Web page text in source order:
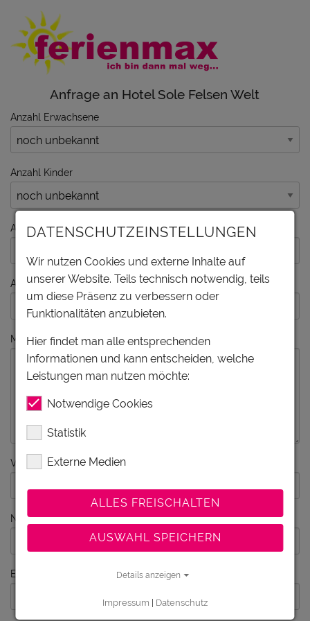
Anfrage an Hotel Sole Felsen Welt
Anzahl Erwachsene
Anzahl Kinder
Anreise am
Abreise am
Meine Wünsche
Vorname
Nachname
E-Mail
DATENSCHUTZEINSTELLUNGEN
Wir nutzen Cookies und externe Inhalte auf
unserer Website. Teils technisch notwendig, teils
um diese Präsenz zu verbessern oder
Funktionalitäten anzubieten.
Hier findet man alle entsprechenden
Informationen und kann entscheiden, welche
Leistungen man nutzen möchte:
Notwendige Cookies
Statistik
Externe Medien
ALLES FREISCHALTEN
AUSWAHL SPEICHERN
Details anzeigen
Impressum | Datenschutz